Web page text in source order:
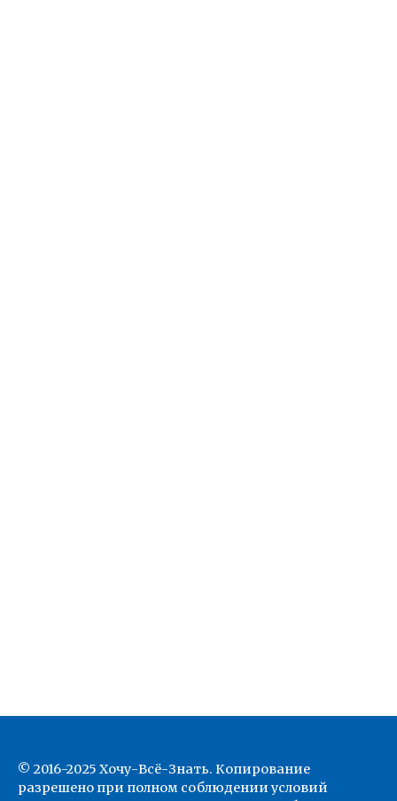
© 2016-2025 Хочу-Всё-Знать. Копирование
разрешено при полном соблюдении условий